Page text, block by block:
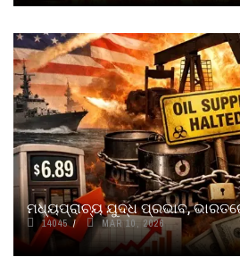
ମଧ୍ୟପ୍ରାଚ୍ୟ ଯୁଦ୍ଧ ପ୍ରଭାବ,
14045 MAR 10, 2026